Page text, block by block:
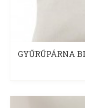
GYŰRŰPÁRNA